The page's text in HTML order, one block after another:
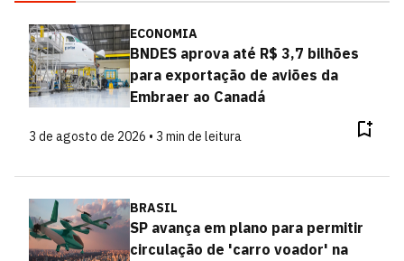
ECONOMIA
BNDES aprova até R$ 3,7 bilhões
para exportação de aviões da
Embraer ao Canadá
3 de agosto de 2026 • 3 min de leitura
BRASIL
SP avança em plano para permitir
circulação de 'carro voador' na